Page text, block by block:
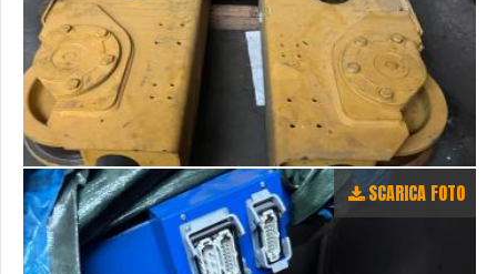
SCARICA FOTO